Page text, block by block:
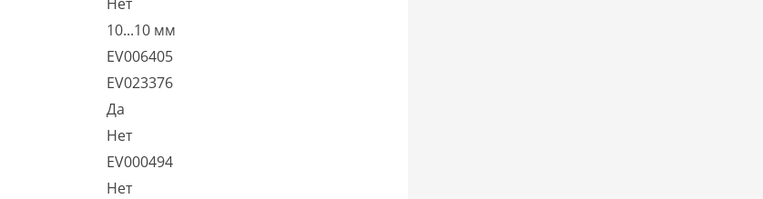
10...10 мм
EV006405
EV023376
Да
Нет
EV000494
Нет